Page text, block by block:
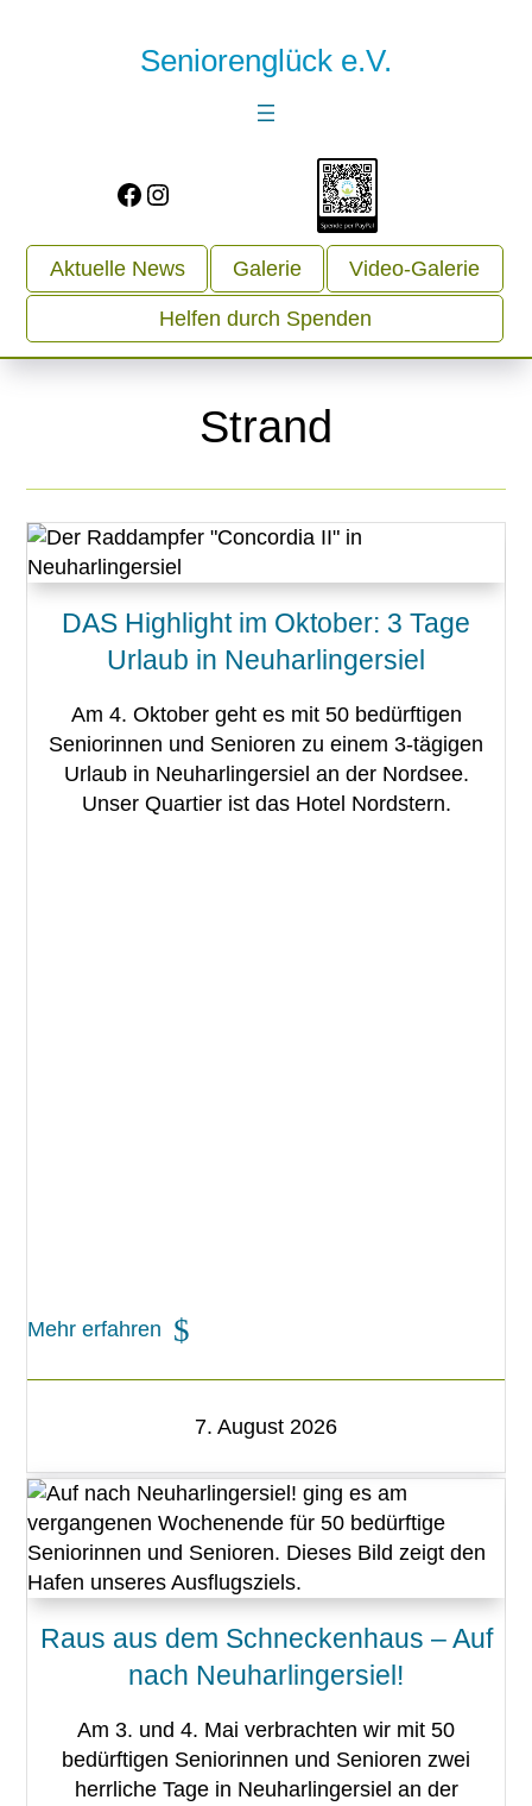
Seniorenglück e.V.
Facebook
Instagram
Aktuelle News Galerie Video-Galerie
Helfen durch Spenden
Strand
DAS Highlight im Oktober: 3 Tage
Urlaub in Neuharlingersiel
Am 4. Oktober geht es mit 50 bedürftigen
Seniorinnen und Senioren zu einem 3-tägigen
Urlaub in Neuharlingersiel an der Nordsee.
Unser Quartier ist das Hotel Nordstern.
Mehr erfahren
7. August 2026
Raus aus dem Schneckenhaus – Auf
nach Neuharlingersiel!
Am 3. und 4. Mai verbrachten wir mit 50
bedürftigen Seniorinnen und Senioren zwei
herrliche Tage in Neuharlingersiel an der